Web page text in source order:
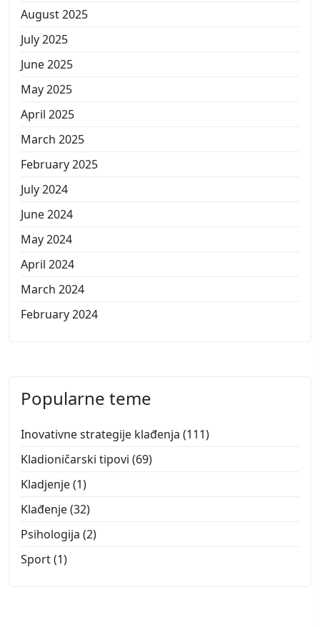
August 2025
July 2025
June 2025
May 2025
April 2025
March 2025
February 2025
July 2024
June 2024
May 2024
April 2024
March 2024
February 2024
Popularne teme
Inovativne strategije klađenja (111)
Kladioničarski tipovi (69)
Kladjenje(1)
Klađenje(32)
Psihologija (2)
Sport(1)